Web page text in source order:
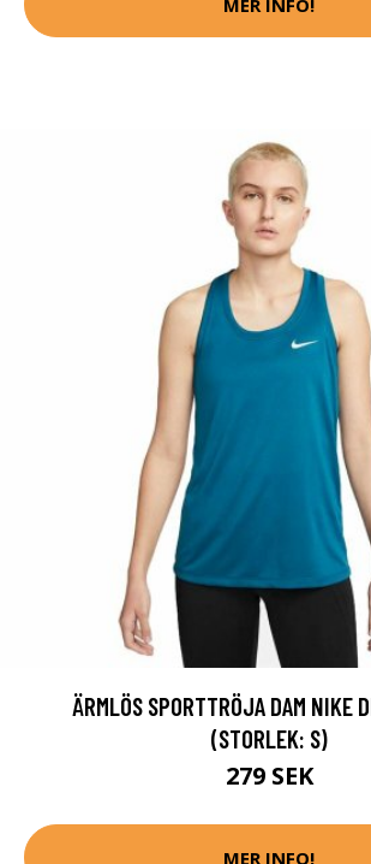
ÄRMLÖS SPORTTRÖJA DAM NIKE
(STORLEK: S)
279 SEK
MER INFO!